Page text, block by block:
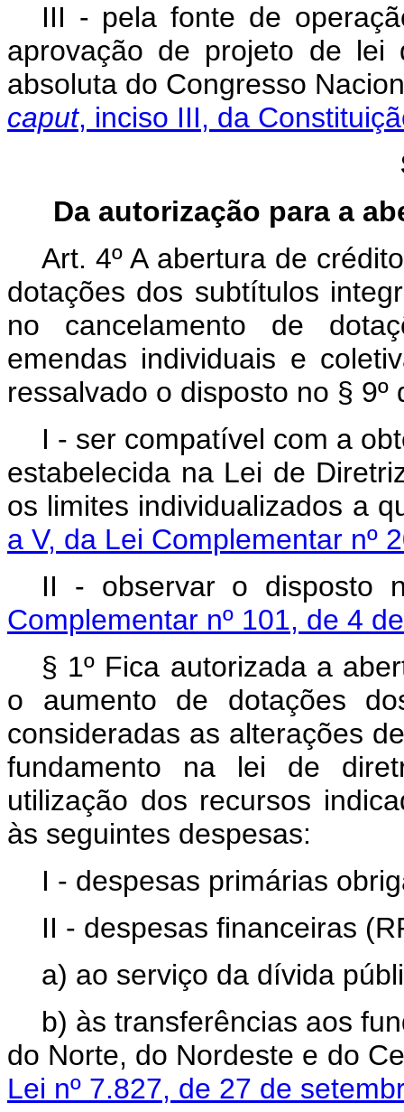
III - pela fonte de
aprovação de projeto de lei
absoluta do Congresso
caput, inciso III, da
Da autorização para a
Art. 4º A abertura de
dotações dos subtítulos
no cancelamento de
emendas individuais e
ressalvado o disposto no §
I - ser compatível com a
estabelecida na Lei de
os limites individualizados a
a V, da Lei Complementar nº
II - observar o disposto
Complementar nº 101, de 4
§ 1º Fica autorizada a
o aumento de dotações
consideradas as alterações
fundamento na lei de
utilização dos recursos
às seguintes despesas:
I - despesas primárias
II - despesas financeiras
a) ao serviço da dívida
b) às transferências aos
do Norte, do Nordeste e do
Lei nº 7.827, de 27 de